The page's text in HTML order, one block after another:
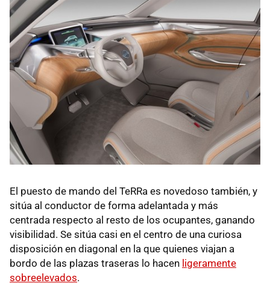
El puesto de mando del TeRRa es novedoso también, y
sitúa al conductor de forma adelantada y más
centrada respecto al resto de los ocupantes, ganando
visibilidad. Se sitúa casi en el centro de una curiosa
disposición en diagonal en la que quienes viajan a
bordo de las plazas traseras lo hacen ligeramente
sobreelevados.